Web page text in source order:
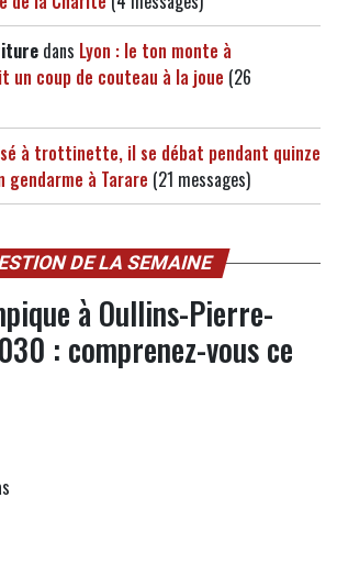
dans Lyon : le ton monte à
un coup de couteau à la joue (26
à trottinette, il se débat pendant quinze
à Tarare (21 messages)
DE LA SEMAINE
à Oullins-Pierre-
: comprenez-vous ce